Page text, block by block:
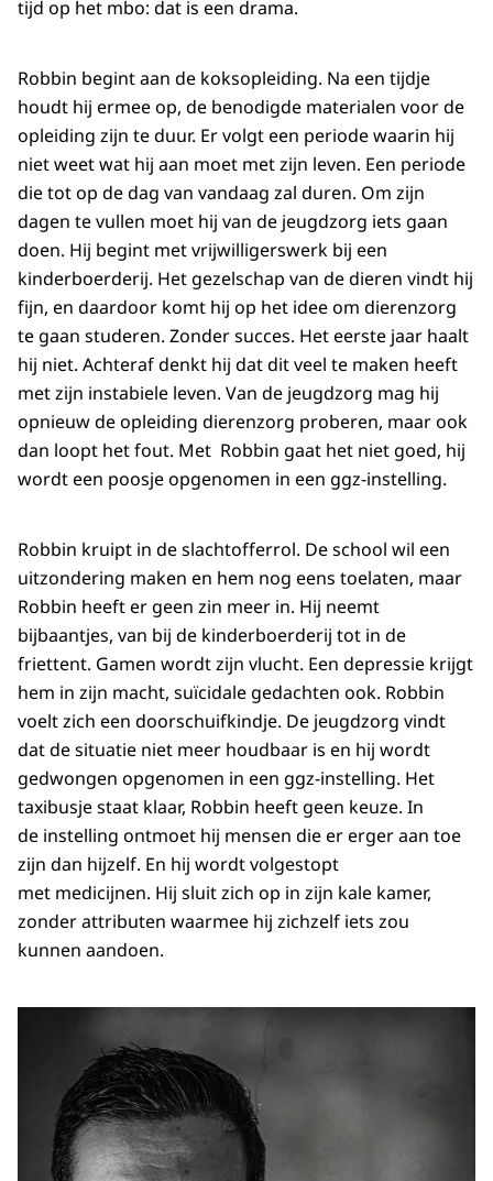
tijd op het mbo: dat is een drama.
Robbin begint aan de koksopleiding. Na een tijdje
houdt hij ermee op, de benodigde materialen voor de
opleiding zijn te duur. Er volgt een periode waarin hij
niet weet wat hij aan moet met zijn leven. Een periode
die tot op de dag van vandaag zal duren. Om zijn
dagen te vullen moet hij van de jeugdzorg iets gaan
doen. Hij begint met vrijwilligerswerk bij een
kinderboerderij. Het gezelschap van de dieren vindt hij
fijn, en daardoor komt hij op het idee om dierenzorg
te gaan studeren. Zonder succes. Het eerste jaar haalt
hij niet. Achteraf denkt hij dat dit veel te maken heeft
met zijn instabiele leven. Van de jeugdzorg mag hij
opnieuw de opleiding dierenzorg proberen, maar ook
dan loopt het fout. Met Robbin gaat het niet goed, hij
wordt een poosje opgenomen in een ggz-instelling.
Robbin kruipt in de slachtofferrol. De school wil een
uitzondering maken en hem nog eens toelaten, maar
Robbin heeft er geen zin meer in. Hij neemt
bijbaantjes, van bij de kinderboerderij tot in de
friettent. Gamen wordt zijn vlucht. Een depressie krijgt
hem in zijn macht, suïcidale gedachten ook. Robbin
voelt zich een doorschuifkindje. De jeugdzorg vindt
dat de situatie niet meer houdbaar is en hij wordt
gedwongen opgenomen in een ggz-instelling. Het
taxibusje staat klaar, Robbin heeft geen keuze. In
de instelling ontmoet hij mensen die er erger aan toe
zijn dan hijzelf. En hij wordt volgestopt
met medicijnen. Hij sluit zich op in zijn kale kamer,
zonder attributen waarmee hij zichzelf iets zou
kunnen aandoen.